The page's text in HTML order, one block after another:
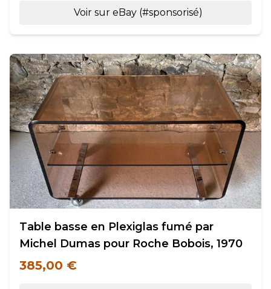
Voir sur eBay (#sponsorisé)
Table basse en Plexiglas fumé par
Michel Dumas pour Roche Bobois, 1970
385,00 €